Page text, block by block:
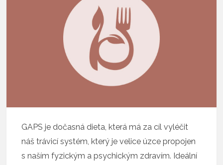
GAPS je dočasná dieta, která má za cíl vyléčit
náš trávicí systém, který je velice úzce propojen
s naším fyzickým a psychickým zdravím. Ideální